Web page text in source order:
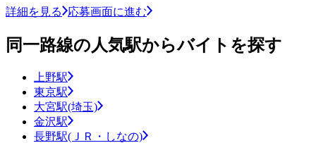
詳細を見る 応募画面に進む
同一路線の人気駅からバイトを探す
上野駅
東京駅
大宮駅(埼玉)
金沢駅
長野駅(ＪＲ・しなの)